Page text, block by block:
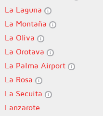
La Laguna
La Montaña
La Oliva
La Orotava
La Palma Airport
La Rosa
La Secuita
Lanzarote